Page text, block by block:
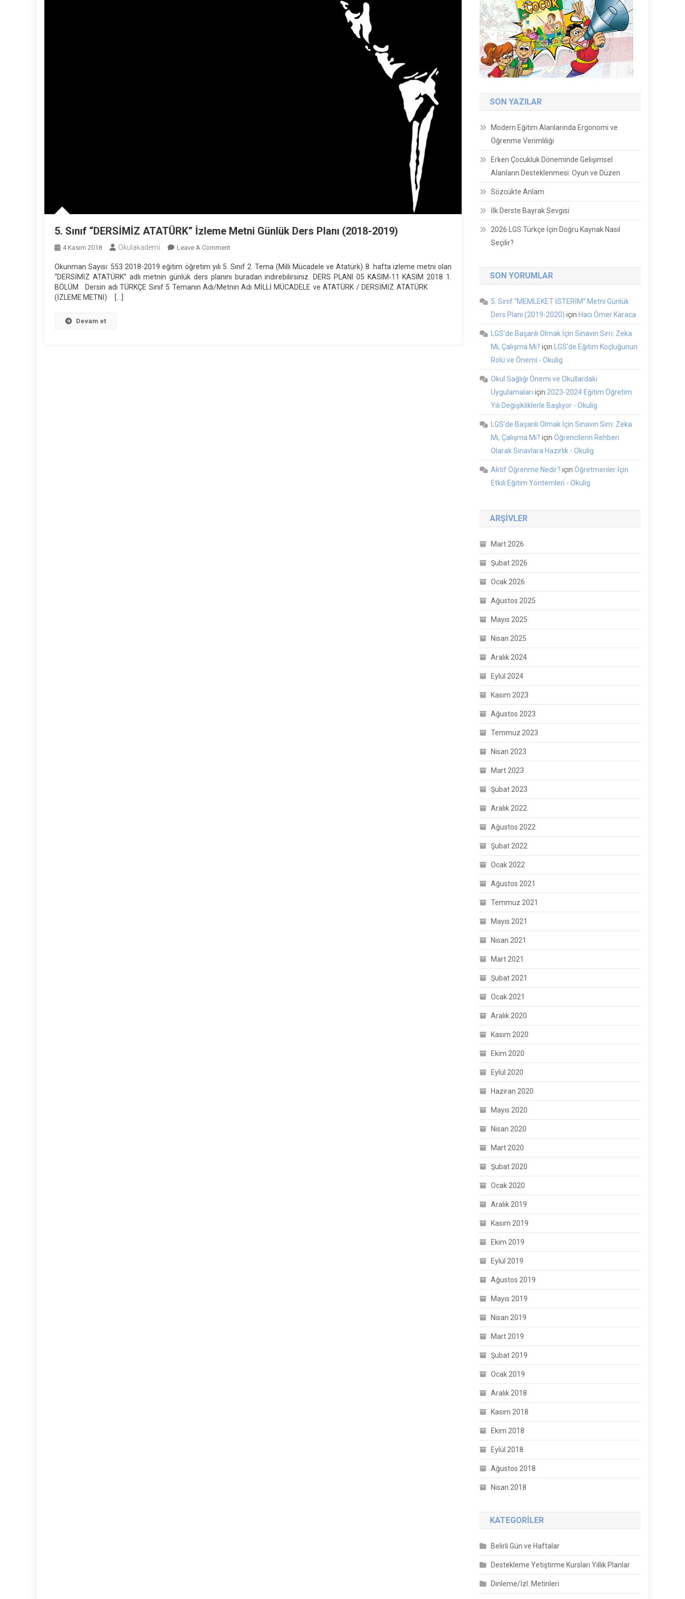
5. Sınıf “DERSİMİZ ATATÜRK” İzleme Metni Günlük Ders Planı (2018-2019)
4 Kasım 2018 Okulakademi Leave A CommentOn
Sınıf
“DERSİMİZ
Okunman Sayısı: 553 2018-2019 eğitim öğretim yılı 5. Sınıf 2. Tema (Milli Mücadele ve Atatürk) 8. hafta izleme metni olan
“DERSİMİZ ATATÜRK” adlı metnin günlük ders planını buradan indirebilirsiniz. DERS PLANI 05 KASIM-11 KASIM 2018 1.
BÖLÜM Dersin adı TÜRKÇE Sınıf 5 Temanın Adı/Metnin Adı MİLLİ MÜCADELE ve ATATÜRK / DERSİMİZ ATATÜRK
(İZLEME METNİ) […]
Devam et
SON YAZILAR
Modern Eğitim Alanlarında Ergonomi ve
Öğrenme Verimliliği
Erken Çocukluk Döneminde Gelişimsel
Alanların Desteklenmesi: Oyun ve Düzen
Sözcükte Anlam
İlk Derste Bayrak Sevgisi
2026 LGS Türkçe İçin Doğru Kaynak Nasıl
Seçilir?
SON YORUMLAR
5. Sınıf “MEMLEKET İSTERİM” Metni Günlük
Ders Planı (2019-2020) için Hacı Ömer Karaca
LGS’de Başarılı Olmak İçin Sınavın Sırrı: Zeka
Mı, Çalışma Mı? için
LGS'de Eğitim Koçluğunun
Rolü ve Önemi - Okulig
Okul Sağlığı Önemi ve Okullardaki
Uygulamaları için 2023-2024 Eğitim Öğretim
Yılı Değişikliklerle Başlıyor - Okulig
LGS’de Başarılı Olmak İçin Sınavın Sırrı: Zeka
Mı, Çalışma Mı? içinÖğrencilerin Rehberi
Olarak Sınavlara Hazırlık - Okulig
Aktif Öğrenme Nedir? içinÖğretmenler İçin
Etkili Eğitim Yöntemleri - Okulig
ARŞIVLER
Mart 2026
Şubat 2026
Ocak 2026
Ağustos 2025
Mayıs 2025
Nisan 2025
Aralık 2024
Eylül 2024
Kasım 2023
Ağustos 2023
Temmuz 2023
Nisan 2023
Mart 2023
Şubat 2023
Aralık 2022
Ağustos 2022
Şubat 2022
Ocak 2022
Ağustos 2021
Temmuz 2021
Mayıs 2021
Nisan 2021
Mart 2021
Şubat 2021
Ocak 2021
Aralık 2020
Kasım 2020
Ekim 2020
Eylül 2020
Haziran 2020
Mayıs 2020
Nisan 2020
Mart 2020
Şubat 2020
Ocak 2020
Aralık 2019
Kasım 2019
Ekim 2019
Eylül 2019
Ağustos 2019
Mayıs 2019
Nisan 2019
Mart 2019
Şubat 2019
Ocak 2019
Aralık 2018
Kasım 2018
Ekim 2018
Eylül 2018
Ağustos 2018
Nisan 2018
KATEGORILER
Belirli Gün ve Haftalar
Destekleme Yetiştirme Kursları Yıllık Planlar
Dinleme/İzl. Metinleri